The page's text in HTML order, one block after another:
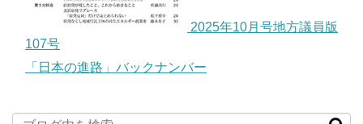
2025年10月号地方議員版
107号
「日本の進路」バックナンバー